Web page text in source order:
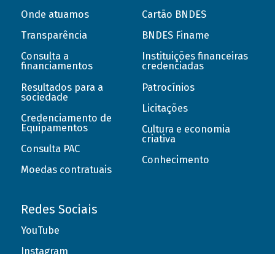
Onde atuamos
Transparência
Consulta a
financiamentos
Resultados para a
sociedade
Credenciamento de
Equipamentos
Consulta PAC
Moedas contratuais
Cartão BNDES
BNDES Finame
Instituições financeiras
credenciadas
Patrocínios
Licitações
Cultura e economia
criativa
Conhecimento
Redes Sociais
YouTube
Instagram